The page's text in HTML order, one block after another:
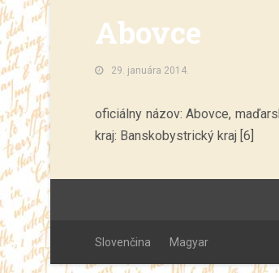
Abovce
29. januára 2014.
oficiálny názov: Abovce,
kraj: Banskobystrický kraj [6]
Slovenčina Magyar